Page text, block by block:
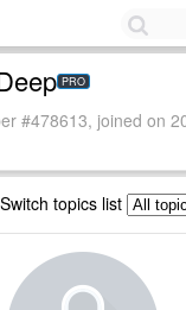
PRO
#478613, joined on
Switch topics list